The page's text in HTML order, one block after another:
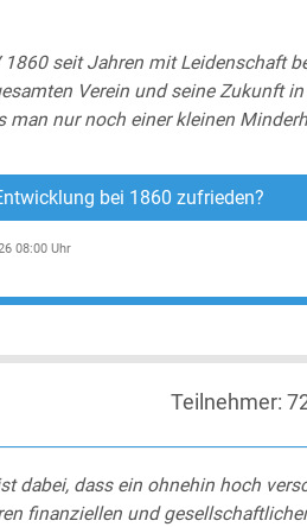
1860 seit Jahren mit Leidenschaft
Verein und seine Zukunft
man nur noch einer kleinen
bei 1860 zufrieden?
08:00 Uhr
Teilnehmer:
dabei, dass ein ohnehin hoch
finanziellen und